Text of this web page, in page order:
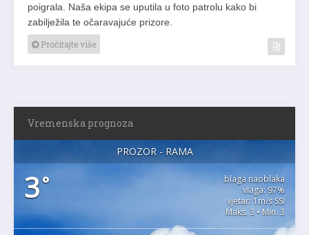
poigrala. Naša ekipa se uputila u foto patrolu kako bi
zabilježila te očaravajuće prizore.
Pročitajte više
Vremenska prognoza
PROZOR - RAMA
3°
blaga naoblaka
vlaga: 97%
vjetar: 1m/s SSI
Maks. 3 • Min. 3